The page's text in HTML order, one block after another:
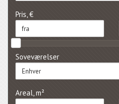
Pris, €
Soveværelser
Enhver
Areal, m²